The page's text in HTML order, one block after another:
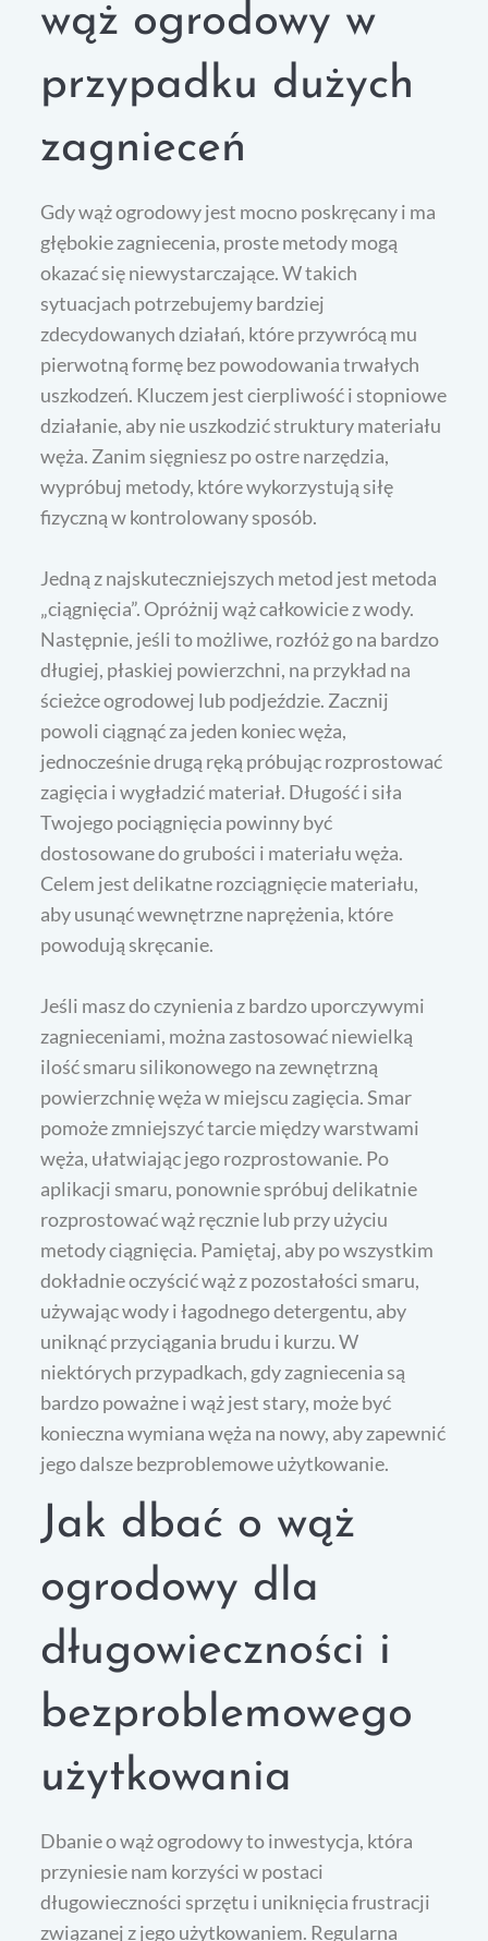
wąż ogrodowy w
przypadku dużych
zagnieceń
Gdy wąż ogrodowy jest mocno poskręcany i ma
głębokie zagniecenia, proste metody mogą
okazać się niewystarczające. W takich
sytuacjach potrzebujemy bardziej
zdecydowanych działań, które przywrócą mu
pierwotną formę bez powodowania trwałych
uszkodzeń. Kluczem jest cierpliwość i stopniowe
działanie, aby nie uszkodzić struktury materiału
węża. Zanim sięgniesz po ostre narzędzia,
wypróbuj metody, które wykorzystują siłę
fizyczną w kontrolowany sposób.
Jedną z najskuteczniejszych metod jest metoda
„ciągnięcia”. Opróżnij wąż całkowicie z wody.
Następnie, jeśli to możliwe, rozłóż go na bardzo
długiej, płaskiej powierzchni, na przykład na
ścieżce ogrodowej lub podjeździe. Zacznij
powoli ciągnąć za jeden koniec węża,
jednocześnie drugą ręką próbując rozprostować
zagięcia i wygładzić materiał. Długość i siła
Twojego pociągnięcia powinny być
dostosowane do grubości i materiału węża.
Celem jest delikatne rozciągnięcie materiału,
aby usunąć wewnętrzne naprężenia, które
powodują skręcanie.
Jeśli masz do czynienia z bardzo uporczywymi
zagnieceniami, można zastosować niewielką
ilość smaru silikonowego na zewnętrzną
powierzchnię węża w miejscu zagięcia. Smar
pomoże zmniejszyć tarcie między warstwami
węża, ułatwiając jego rozprostowanie. Po
aplikacji smaru, ponownie spróbuj delikatnie
rozprostować wąż ręcznie lub przy użyciu
metody ciągnięcia. Pamiętaj, aby po wszystkim
dokładnie oczyścić wąż z pozostałości smaru,
używając wody i łagodnego detergentu, aby
uniknąć przyciągania brudu i kurzu. W
niektórych przypadkach, gdy zagniecenia są
bardzo poważne i wąż jest stary, może być
konieczna wymiana węża na nowy, aby zapewnić
jego dalsze bezproblemowe użytkowanie.
Jak dbać o wąż
ogrodowy dla
długowieczności i
bezproblemowego
użytkowania
Dbanie o wąż ogrodowy to inwestycja, która
przyniesie nam korzyści w postaci
długowieczności sprzętu i uniknięcia frustracji
związanej z jego użytkowaniem. Regularna